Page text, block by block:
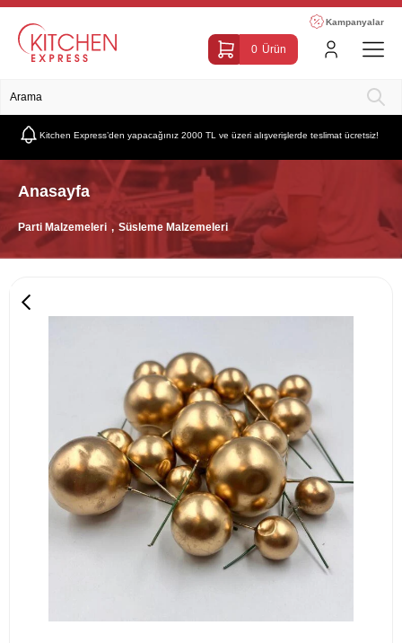
Kampanyalar
0 Ürün
Kitchen Express’den yapacağınız 2000 TL ve üzeri alışverişlerde teslimat ücretsiz!
Anasayfa
Parti Malzemeleri Süsleme Malzemeleri